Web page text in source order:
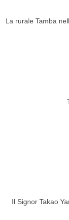
La rurale Tamba
Il Signor Takao